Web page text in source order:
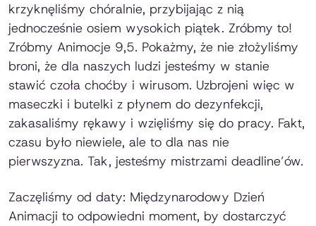
krzyknęliśmy chóralnie, przybijając z nią
jednocześnie osiem wysokich piątek. Zróbmy to!
Zróbmy Animocje 9,5. Pokażmy, że nie złożyliśmy
broni, że dla naszych ludzi jesteśmy w stanie
stawić czoła choćby i wirusom. Uzbrojeni więc w
maseczki i butelki z płynem do dezynfekcji,
zakasaliśmy rękawy i wzięliśmy się do pracy. Fakt,
czasu było niewiele, ale to dla nas nie
pierwszyzna. Tak, jesteśmy mistrzami deadline’ów.
Zaczęliśmy od daty: Międzynarodowy Dzień
Animacji to odpowiedni moment, by dostarczyć